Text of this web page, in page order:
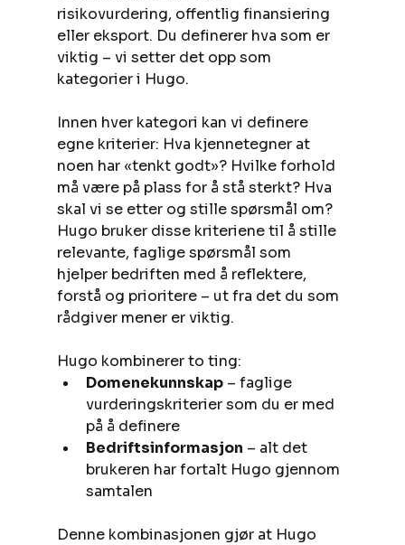
risikovurdering, offentlig finansiering
eller eksport. Du definerer hva som er
viktig – vi setter det opp som
kategorier i Hugo.
Innen hver kategori kan vi definere
egne kriterier: Hva kjennetegner at
noen har «tenkt godt»? Hvilke forhold
må være på plass for å stå sterkt? Hva
skal vi se etter og stille spørsmål om?
Hugo bruker disse kriteriene til å stille
relevante, faglige spørsmål som
hjelper bedriften med å reflektere,
forstå og prioritere – ut fra det du som
rådgiver mener er viktig.
Hugo kombinerer to ting:
Domenekunnskap – faglige
vurderingskriterier som du er med
på å definere
Bedriftsinformasjon – alt det
brukeren har fortalt Hugo gjennom
samtalen
Denne kombinasjonen gjør at Hugo